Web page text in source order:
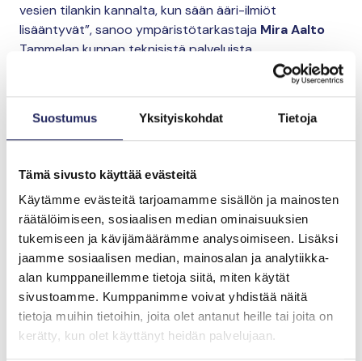
Suostumus Yksityiskohdat Tietoja
Tämä sivusto käyttää evästeitä
Käytämme evästeitä tarjoamamme sisällön ja mainosten
räätälöimiseen, sosiaalisen median ominaisuuksien
tukemiseen ja kävijämäärämme analysoimiseen. Lisäksi
jaamme sosiaalisen median, mainosalan ja analytiikka-
alan kumppaneillemme tietoja siitä, miten käytät
sivustoamme. Kumppanimme voivat yhdistää näitä
tietoja muihin tietoihin, joita olet antanut heille tai joita on
kerätty, kun olet käyttänyt heidän palvelujaan.
vesien tilankin kannalta, kun sään ääri-ilmiöt
lisääntyvät”, sanoo ympäristötarkastaja Mira Aalto
Tammelan kunnan teknisistä palveluista.
Paikallisia
metsänomistajia
parantamaan vesistöjen
tilaa
Tapio on käynnistänyt valuma-aluekartoituksen, jonka
tekemisessä yhdistetään paikkatietoaineistoja
hyödyntävää mallinnusta, paikallisia havaintoja ja
maastomittauksia.